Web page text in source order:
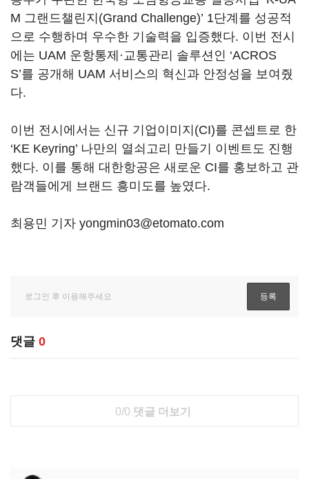
M 그랜드챌린지(Grand Challenge)’ 1단계를 성공적
으로 수행하며 우수한 기술력을 입증했다. 이번 전시
에는 UAM 운항통제·교통관리 솔루션인 ‘ACROS
S’를 공개해 UAM 서비스의 혁신과 안정성을 보여줬
다.
이번 전시에서는 신규 기업이미지(CI)를 콘셉트로 한
‘KE Keyring’ 나만의 열쇠고리 만들기 이벤트도 진행
했다. 이를 통해 대한항공은 새로운 CI를 홍보하고 관
람객들에게 브랜드 흥미도를 높였다.
최용민 기자 yongmin03@etomato.com
댓글 0
0/0 댓글 더보기